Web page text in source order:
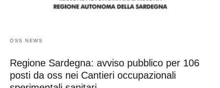
OSS NEWS
Regione Sardegna: avviso pubblico per 106
posti da oss nei Cantieri occupazionali